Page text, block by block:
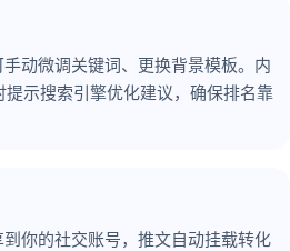
动微调关键词、更换背景模板。内
提示搜索引擎优化建议，确保排名靠
你的社交账号，推文自动挂载转化